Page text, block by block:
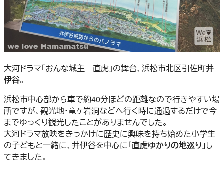
大河ドラマ「おんな城主 直虎」の舞台、浜松市北区引佐町井
伊谷。
浜松市中心部から車で約40分ほどの距離なので行きやすい場
所ですが、観光地・竜ヶ岩洞などへ行く時に通過するだけで今
までゆっくり観光したことがありませんでした。
大河ドラマ放映をきっかけに歴史に興味を持ち始めた小学生
の子どもと一緒に、井伊谷を中心に「直虎ゆかりの地巡り」し
てきました。